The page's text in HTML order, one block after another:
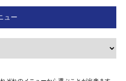
ュー